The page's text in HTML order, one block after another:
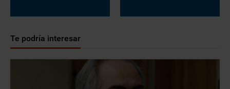
Te podría interesar